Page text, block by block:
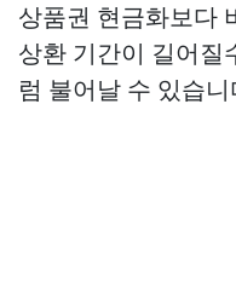
상품권 현금화보다
상환 기간이 길어질
럼 불어날 수 있습니